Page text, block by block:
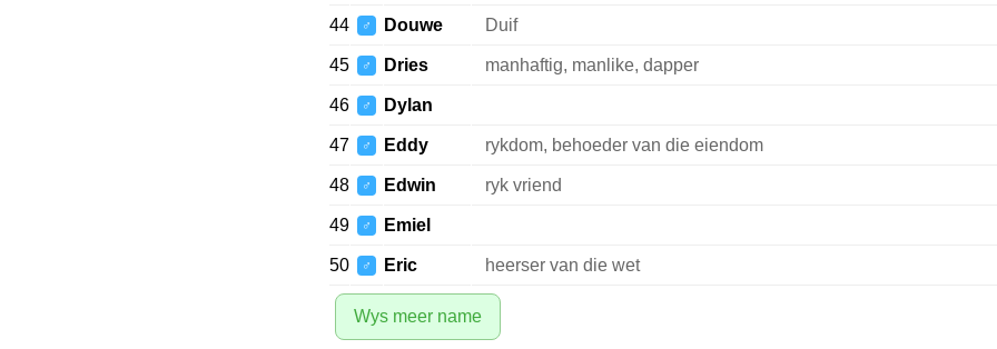
44 ♂ Douwe Duif
45 ♂ Dries manhaftig, manlike, dapper
46 ♂ Dylan
47 ♂ Eddy rykdom, behoeder van die eiendom
48 ♂ Edwin ryk vriend
49 ♂ Emiel
50 ♂ Eric heerser van die wet
Wys meer name